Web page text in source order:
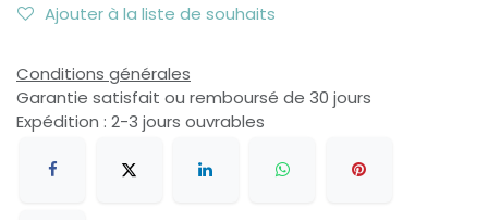
Ajouter à la liste de souhaits
Conditions générales
Garantie satisfait ou remboursé de 30 jours
Expédition : 2-3 jours ouvrables